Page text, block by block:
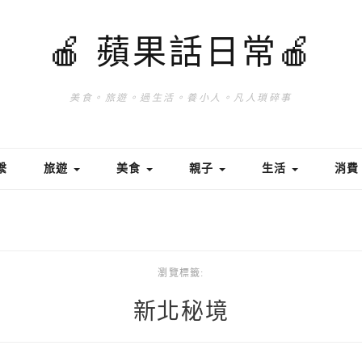
🍎 蘋果話日常🍎
美食。旅遊。過生活。養小人。凡人瑣碎事
旅遊 美食 親子 生活 消費
瀏覽標籤:
新北秘境